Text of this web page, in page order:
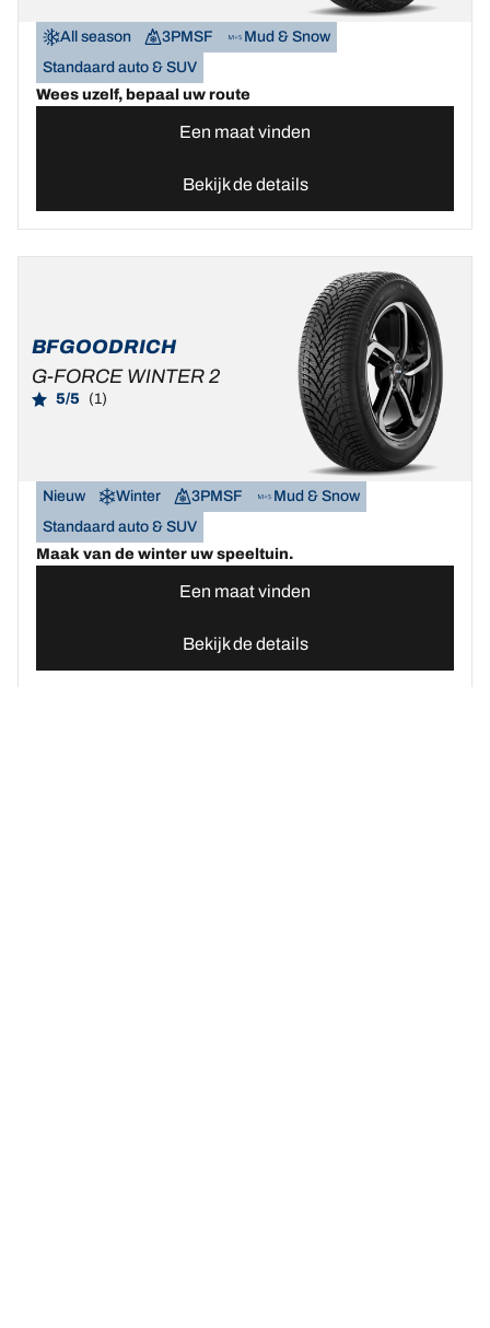
All season 3PMSF
Mud & Snow
Standaard auto & SUV
Wees uzelf, bepaal uw route
Een maat vinden
Bekijk de details
BFGOODRICH
G-FORCE WINTER 2
5/5 (1)
Nieuw Winter 3PMSF
Mud & Snow
Standaard auto & SUV
Maak van de winter uw speeltuin.
Een maat vinden
Bekijk de details